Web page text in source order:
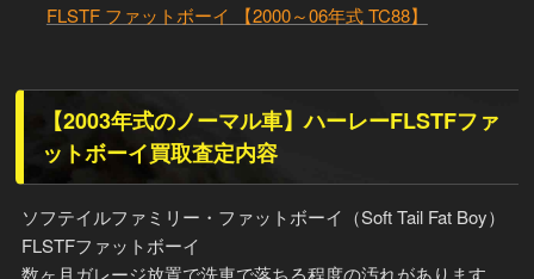
FLSTF ファットボーイ 【2000～06年式 TC88】
【2003年式のノーマル車】ハーレーFLSTFファ
ットボーイ買取査定内容
ソフテイルファミリー・ファットボーイ（Soft Tail Fat Boy）
FLSTFファットボーイ
数ヶ月ガレージ放置で洗車で落ちる程度の汚れがあります